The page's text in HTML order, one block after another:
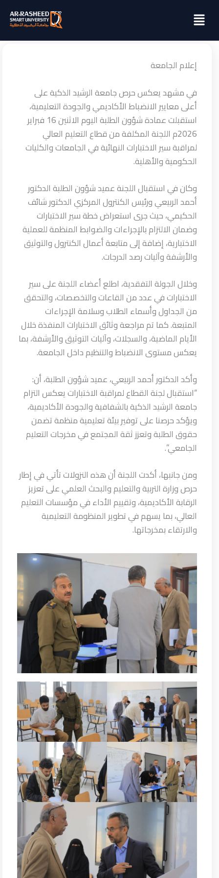
Menu
إعلام الجامعة
في مشهد يعكس حرص جامعة الرشيد الذكية على
أعلى معايير الانضباط الأكاديمي والجودة التعليمية،
استقبلت عمادة شؤون الطلبة اليوم الاثنين 16 فبراير
2026م اللجنة المكلفة من قطاع التعليم العالي
لمراقبة سير الاختبارات النهائية في الجامعات والكليات
الحكومية والأهلية.
وكان في استقبال اللجنة عميد شؤون الطلبة الدكتور
أحمد الربيعي ورئيس الكنترول المركزي الدكتور شائف
الحكيمي، حيث جرى استعراض خطة سير الاختبارات
وضمان الالتزام بالإجراءات والضوابط المنظمة للعملية
الاختبارية، إضافة إلى متابعة أعمال الكنترول والتوثيق
والأرشفة وآليات رصد الدرجات.
وخلال الجولة التفقدية، اطلع أعضاء اللجنة على سير
الاختبارات في عدد من القاعات والتخصصات، والتحقق
من الجداول وأسماء الطلاب وسلامة الإجراءات
المتبعة. كما تم مراجعة وثائق الاختبارات المنفذة خلال
الأيام الماضية، والسجلات، وآليات التوثيق والأرشفة، بما
يعكس مستوى الانضباط والتنظيم داخل الجامعة.
وأكد الدكتور أحمد الربيعي، عميد شؤون الطلبة، أن:
“استقبال لجنة القطاع لمراقبة الاختبارات يعكس التزام
جامعة الرشيد الذكية بالشفافية والجودة الأكاديمية،
ويؤكد حرصنا على توفير بيئة تعليمية منظمة تضمن
حقوق الطلبة وتعزز ثقة المجتمع في مخرجات التعليم
الجامعي”.
ومن جانبها، أكدت اللجنة أن هذه النزولات تأتي في إطار
حرص وزارة التربية والتعليم والبحث العلمي على تعزيز
الرقابة الأكاديمية، وتقييم الأداء في مؤسسات التعليم
العالي، بما يسهم في تطوير المنظومة التعليمية
والارتقاء بمخرجاتها.